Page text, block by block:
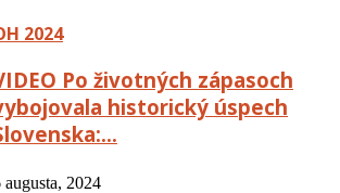
2024
Po životných zápasoch
historický úspech
augusta, 2024